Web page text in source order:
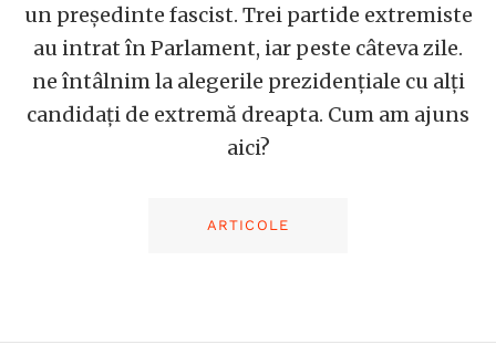
un președinte fascist. Trei partide extremiste
au intrat în Parlament, iar peste câteva zile.
ne întâlnim la alegerile prezidențiale cu alți
candidați de extremă dreapta. Cum am ajuns
aici?
ARTICOLE